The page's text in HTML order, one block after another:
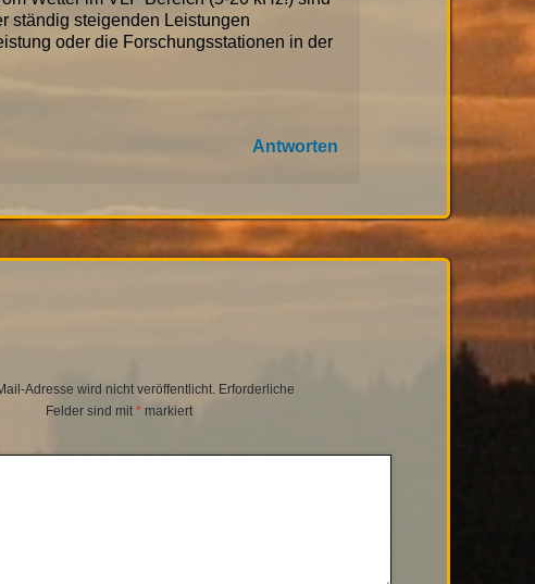
ständig steigenden Leistungen
oder die Forschungsstationen in der
Antworten
Adresse wird nicht veröffentlicht. Erforderliche
Felder sind mit * markiert